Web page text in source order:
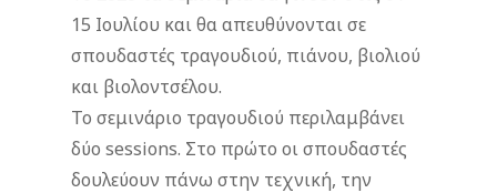
15 Ιουλίου και θα απευθύνονται σε
σπουδαστές τραγουδιού, πιάνου, βιολιού
και βιολοντσέλου.
Το σεμινάριο τραγουδιού περιλαμβάνει
δύο sessions. Στο πρώτο οι σπουδαστές
δουλεύουν πάνω στην τεχνική, την